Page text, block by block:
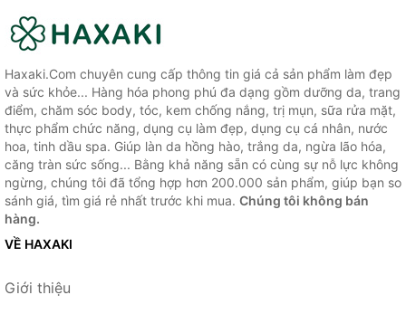
Haxaki.Com chuyên cung cấp thông tin giá cả sản phẩm làm đẹp
và sức khỏe... Hàng hóa phong phú đa dạng gồm dưỡng da, trang
điểm, chăm sóc body, tóc, kem chống nắng, trị mụn, sữa rửa mặt,
thực phẩm chức năng, dụng cụ làm đẹp, dụng cụ cá nhân, nước
hoa, tinh dầu spa. Giúp làn da hồng hào, trắng da, ngừa lão hóa,
căng tràn sức sống... Bằng khả năng sẵn có cùng sự nỗ lực không
ngừng, chúng tôi đã tổng hợp hơn 200.000 sản phẩm, giúp bạn so
sánh giá, tìm giá rẻ nhất trước khi mua. Chúng tôi không bán
hàng.
VỀ HAXAKI
Giới thiệu